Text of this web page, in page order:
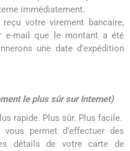
immédiatement.
votre virement bancaire,
e-mail que le montant a été
une date d'expédition
le plus sûr sur Internet)
rapide. Plus sûr. Plus facile.
permet d'effectuer des
détails de votre carte de